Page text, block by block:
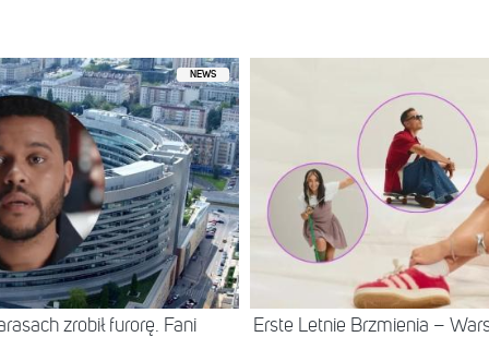
NEWS
zrobił furorę. Fani
Erste Letnie Brzmienia –